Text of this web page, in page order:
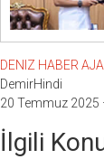
DENIZ HABER
DemirHindi
20 Temmuz 2025
İlgili